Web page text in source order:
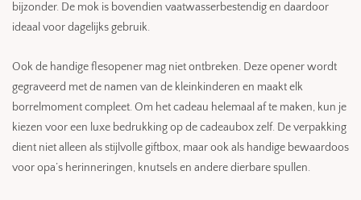
bijzonder. De mok is bovendien vaatwasserbestendig en daardoor
ideaal voor dagelijks gebruik.
Ook de handige flesopener mag niet ontbreken. Deze opener wordt
gegraveerd met de namen van de kleinkinderen en maakt elk
borrelmoment compleet. Om het cadeau helemaal af te maken, kun je
kiezen voor een luxe bedrukking op de cadeaubox zelf. De verpakking
dient niet alleen als stijlvolle giftbox, maar ook als handige bewaardoos
voor opa’s herinneringen, knutsels en andere dierbare spullen.